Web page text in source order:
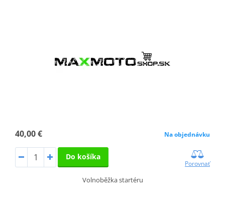
40,00 € Na objednávku
Do košíka
Porovnať
Volnoběžka startéru